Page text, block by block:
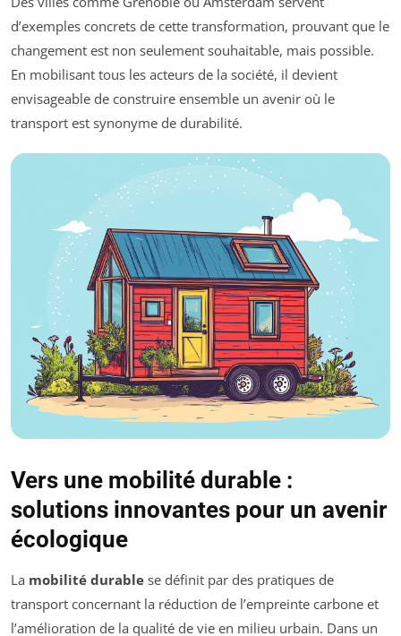
d’exemples concrets de cette transformation, prouvant que le
changement est non seulement souhaitable, mais possible.
En mobilisant tous les acteurs de la société, il devient
envisageable de construire ensemble un avenir où le
transport est synonyme de durabilité.
Vers une mobilité durable :
solutions innovantes pour un avenir
écologique
La mobilité durable se définit par des pratiques de
transport concernant la réduction de l’empreinte carbone et
l’amélioration de la qualité de vie en milieu urbain. Dans un